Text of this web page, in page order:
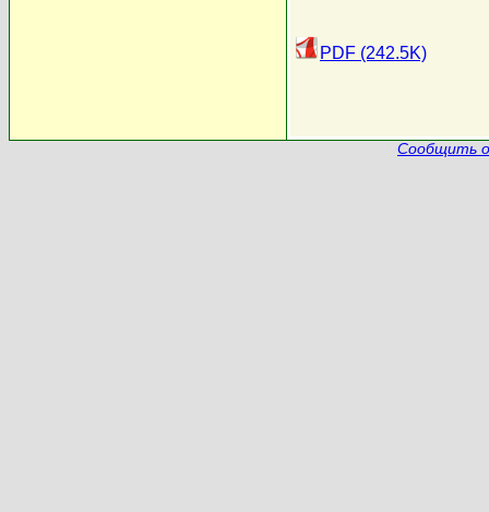
PDF (242.5K)
Сообщить о